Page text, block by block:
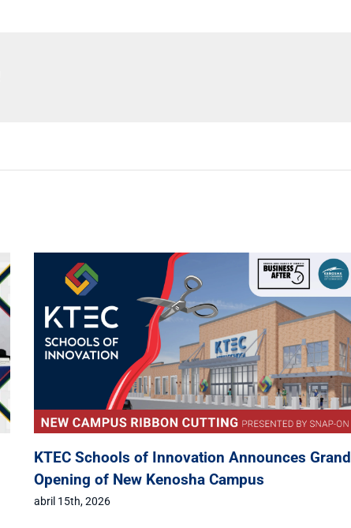
KTEC Schools of Innovation Announces Grand
Opening of New Kenosha Campus
abril 15th, 2026